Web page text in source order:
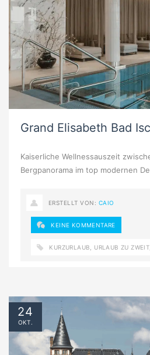
Grand Elisabeth Bad
Kaiserliche Wellnessauszeit
Bergpanorama im top modernen
ERSTELLT VON: CAIO
KEINE KOMMENTARE
KURZURLAUB URLAUB ZU ZWEIT
24
OKT.